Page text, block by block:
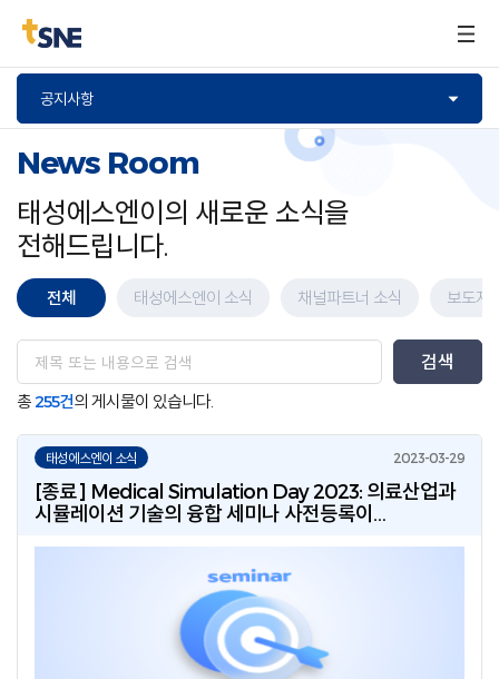
공지사항
News Room
태성에스엔이의 새로운 소식을
전해드립니다.
전체 태성에스엔이 소식 채널파트너 소식 보도자
총 255건의 게시물이 있습니다.
태성에스엔이 소식
[종료] Medical Simulation Day 2023: 의료산업과
시뮬레이션 기술의 융합 세미나 사전등록이